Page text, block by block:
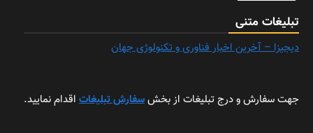
تبلیغات متنی
دیجیزا – آخرین اخبار فناوری و تکنولوژی جهان
جهت سفارش و درج تبلیغات از بخشسفارش تبلیغات اقدام نمایید.